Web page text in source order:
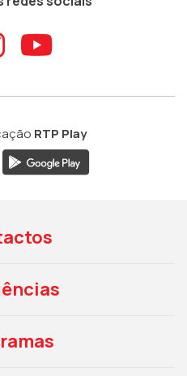
ao
Aceder ao
Aceder
RTP Play